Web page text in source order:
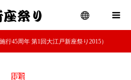
menu
行45周年 第1回大江戸新座祭り2015）